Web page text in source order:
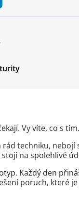
Vy víte, co s tím.
techniku, nebojí
na spolehlivé
Každý den
poruch, které